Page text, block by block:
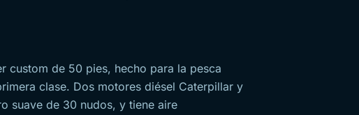
custom de 50 pies, hecho para la pesca
clase. Dos motores diésel Caterpillar y
suave de 30 nudos, y tiene aire